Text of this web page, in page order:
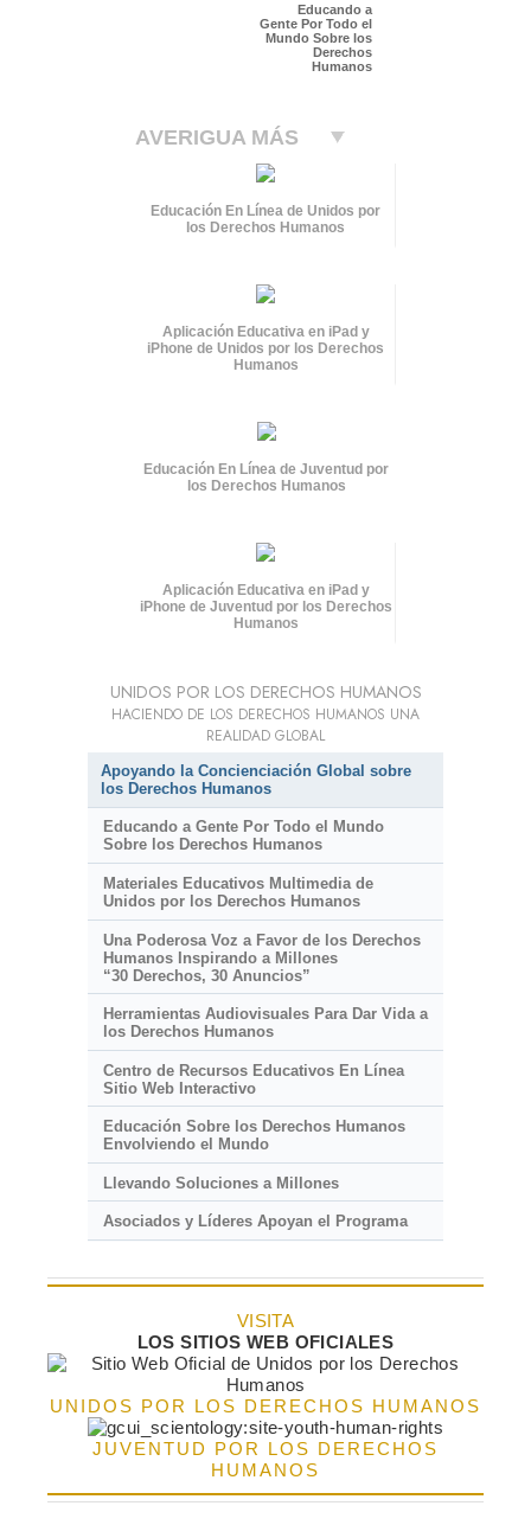
Educando a
Gente Por Todo el
Mundo Sobre los
Derechos
Humanos
AVERIGUA MÁS
Educación En Línea de Unidos por
los Derechos Humanos
Aplicación Educativa en iPad y
iPhone de Unidos por los Derechos
Humanos
Educación En Línea de Juventud por
los Derechos Humanos
Aplicación Educativa en iPad y
iPhone de Juventud por los Derechos
Humanos
UNIDOS POR LOS DERECHOS HUMANOS
HACIENDO DE LOS DERECHOS HUMANOS UNA
REALIDAD GLOBAL
Apoyando la Concienciación Global sobre
los Derechos Humanos
Educando a Gente Por Todo el Mundo
Sobre los Derechos Humanos
Materiales Educativos Multimedia de
Unidos por los Derechos Humanos
Una Poderosa Voz a Favor de los Derechos
Humanos Inspirando a Millones
“30 Derechos, 30 Anuncios”
Herramientas Audiovisuales Para Dar Vida a
los Derechos Humanos
Centro de Recursos Educativos En Línea
Sitio Web Interactivo
Educación Sobre los Derechos Humanos
Envolviendo el Mundo
Llevando Soluciones a Millones
Asociados y Líderes Apoyan el Programa
VISITA
LOS SITIOS WEB OFICIALES
UNIDOS POR LOS DERECHOS HUMANOS
JUVENTUD POR LOS DERECHOS
HUMANOS